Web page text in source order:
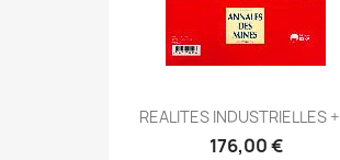
REALITES INDUSTRIELLES
176,00 €